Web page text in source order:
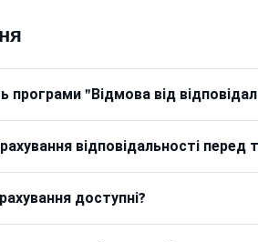
"Відмова від
відповідальності перед
доступні?